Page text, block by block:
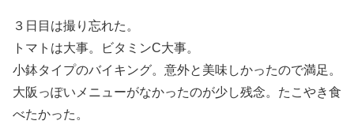
３日目は撮り忘れた。
トマトは大事。ビタミンC大事。
小鉢タイプのバイキング。意外と美味しかったので満足。
大阪っぽいメニューがなかったのが少し残念。たこやき食
べたかった。